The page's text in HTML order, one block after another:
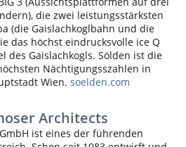
die zwei leistungsstärksten
(die Gaislachkoglbahn und die
das höchst eindrucksvolle ice Q
des Gaislachkogls. Sölden ist die
Nächtigungsszahlen in
Wien. soelden.com
Architects
ist eines der führenden